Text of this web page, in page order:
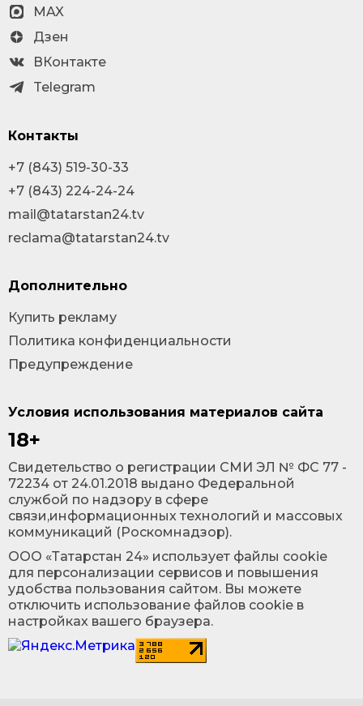
Условия использования материалов сайта
18+
Cвидетельство о регистрации СМИ ЭЛ № ФС 77 -
72234 от 24.01.2018 выдано Федеральной
службой по надзору в сфере
связи,информационных технологий и массовых
коммуникаций (Роскомнадзор).
ООО «Татарстан 24» использует файлы cookie
для персонализации сервисов и повышения
удобства пользования сайтом. Вы можете
отключить использование файлов cookie в
настройках вашего браузера.
MAX
Дзен
ВКонтакте
Telegram
Контакты
+7 (843) 519-30-33
+7 (843) 224-24-24
mail@tatarstan24.tv
reclama@tatarstan24.tv
Дополнительно
Купить рекламу
Политика конфиденциальности
Предупреждение